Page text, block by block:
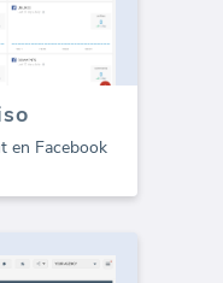
en Facebook